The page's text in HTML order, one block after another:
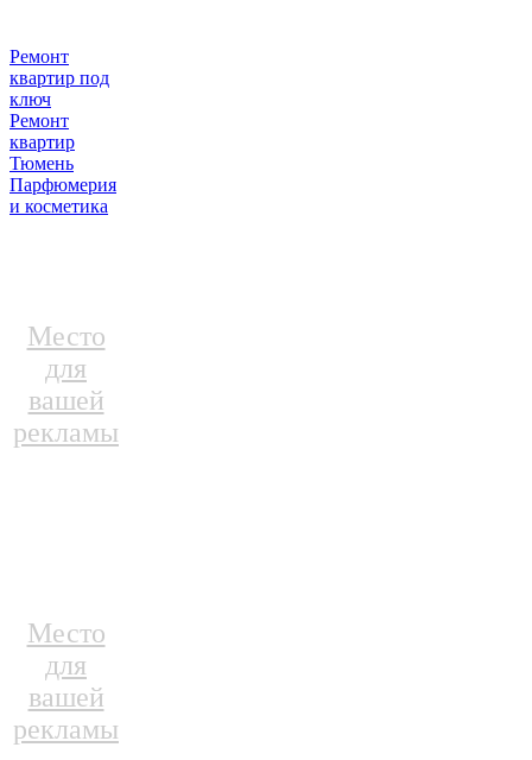
Ремонт
квартир под
ключ
Ремонт
квартир
Тюмень
Парфюмерия
и косметика
Место
для
вашей
рекламы
Место
для
вашей
рекламы